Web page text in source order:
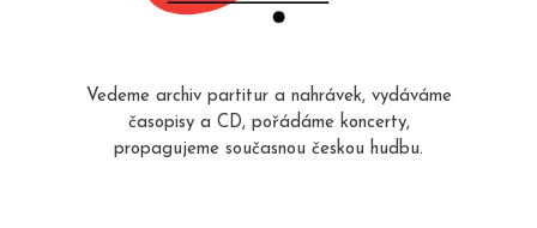
Vedeme archiv partitur a nahrávek, vydáváme
časopisy a CD, pořádáme koncerty,
propagujeme současnou českou hudbu.